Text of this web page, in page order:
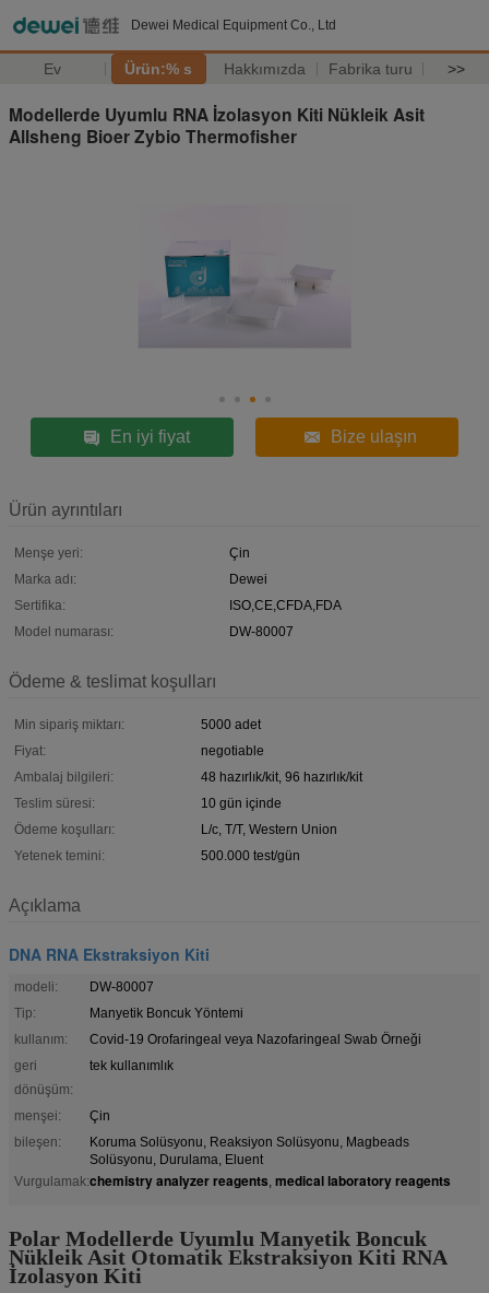
Dewei Medical Equipment Co., Ltd
Ev Ürün:% s Hakkımızda Fabrika turu >>
Modellerde Uyumlu RNA İzolasyon Kiti Nükleik Asit
Allsheng Bioer Zybio Thermofisher
En iyi fiyat Bize ulaşın
Ürün ayrıntıları
Menşe yeri:
Çin
Marka adı:
Dewei
Sertifika:
ISO,CE,CFDA,FDA
Model numarası:
DW-80007
Ödeme & teslimat koşulları
Min sipariş miktarı:
5000 adet
Fiyat:
negotiable
Ambalaj bilgileri:
48 hazırlık/kit, 96 hazırlık/kit
Teslim süresi:
10 gün içinde
Ödeme koşulları:
L/c, T/T, Western Union
Yetenek temini:
500.000 test/gün
Açıklama
DNA RNA Ekstraksiyon Kiti
modeli:
DW-80007
Tip:
Manyetik Boncuk Yöntemi
kullanım:
Covid-19 Orofaringeal veya Nazofaringeal Swab Örneği
geri
dönüşüm:
tek kullanımlık
menşei:
Çin
bileşen:
Koruma Solüsyonu, Reaksiyon Solüsyonu, Magbeads
Solüsyonu, Durulama, Eluent
Vurgulamak:chemistry analyzer reagents, medical laboratory reagents
Polar Modellerde Uyumlu Manyetik Boncuk
Nükleik Asit Otomatik Ekstraksiyon Kiti RNA
İzolasyon Kiti